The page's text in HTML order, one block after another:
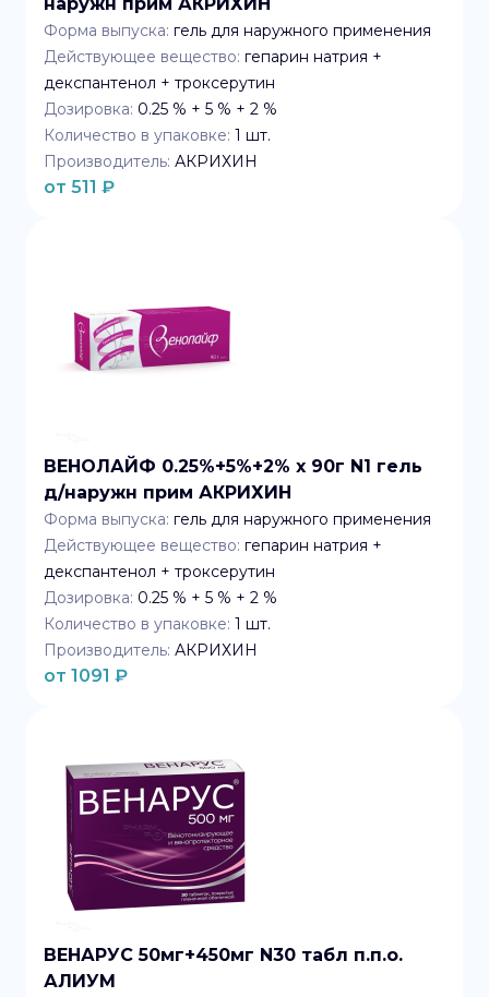
Форма выпуска: гель для наружного применения
Действующее вещество: гепарин натрия +
декспантенол + троксерутин
Дозировка: 0.25 % + 5 % + 2 %
Количество в упаковке: 1 шт.
Производитель: АКРИХИН
от 511 ₽
ВЕНОЛАЙФ 0.25%+5%+2% x 90г N1 гель
д/наружн прим АКРИХИН
Форма выпуска: гель для наружного применения
Действующее вещество: гепарин натрия +
декспантенол + троксерутин
Дозировка: 0.25 % + 5 % + 2 %
Количество в упаковке: 1 шт.
Производитель: АКРИХИН
от 1091 ₽
ВЕНАРУС 50мг+450мг N30 табл п.п.о.
АЛИУМ